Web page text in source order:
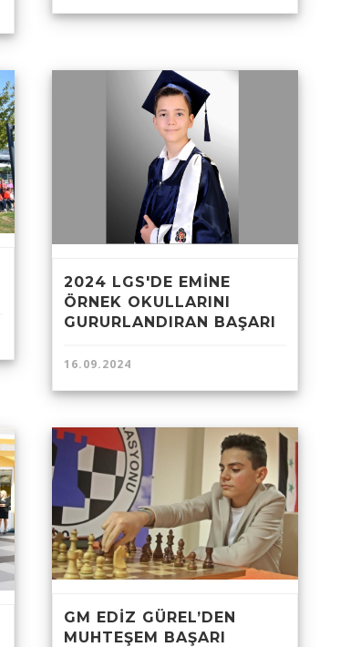
2024 LGS'DE EMİNE
ÖRNEK OKULLARINI
GURURLANDIRAN BAŞARI
16.09.2024
GM EDİZ GÜREL’DEN
MUHTEŞEM BAŞARI